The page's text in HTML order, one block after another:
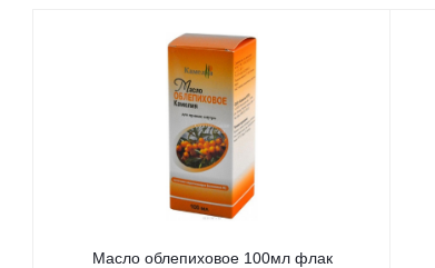
Масло облепиховое 100мл флак